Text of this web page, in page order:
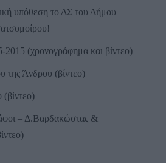
υπόθεση το ΔΣ του Δήμου
2015 (χρονογράφημα και βίντεο)
Άνδρου (βίντεο)
(βίντεο)
– Δ.Βαρδακώστας &